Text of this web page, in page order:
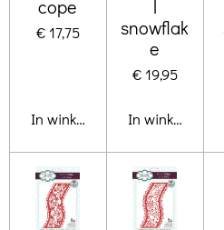
cope
€ 17,75
In winkelwagen
l
snowflak
e
€ 19,95
In